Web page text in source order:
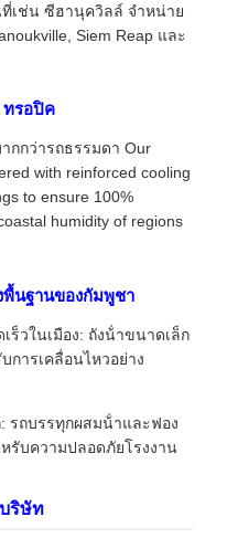
ที่เช่น ซีฮานุควิลล์ จําหน่าย
Siem Reap และ
ทรอปิค
กกว่ารถธรรมดา Our
with reinforced cooling
to ensure 100%
humidity of regions
พื้นฐานของกัมพูชา
ร็วในเมือง: ถังน้ําขนาดเล็ก
การเคลื่อนไหวอย่าง
รถบรรทุกผสมน้ําและฟอง
หรับความปลอดภัยโรงงาน
ริษัท